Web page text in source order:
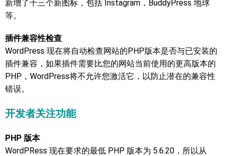
新增了十三个新图标，包括 Instagram，BuddyPress 地球
等。
插件兼容性检查
WordPress 现在将自动检查网站的PHP版本是否与已安装的
插件兼容，如果插件需要比您的网站当前使用的更高版本的
PHP，WordPress将不允许您激活它，以防止潜在的兼容性
错误。
开发者关注功能
PHP 版本
WordPRess 现在要求的最低 PHP 版本为 5.6.20，所以从